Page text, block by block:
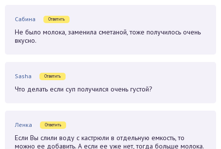
Сабина Ответить
Не было молока, заменила сметаной, тоже получилось очень
вкусно.
Sasha Ответить
Что делать если суп получился очень густой?
Ленка Ответить
Если Вы слили воду с кастрюли в отдельную емкость, то
можно ее добавить. А если ее уже нет, тогда больше молока.